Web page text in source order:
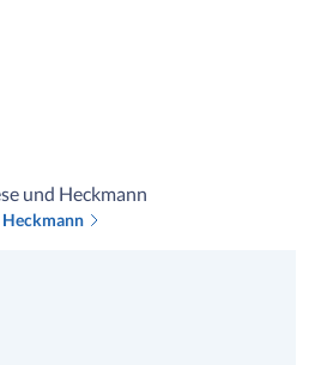
und Heckmann